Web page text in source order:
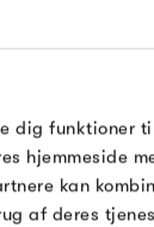
dig funktioner
hjemmeside
kan
af deres
samtidig med
naturtemaet
af smukke
fra